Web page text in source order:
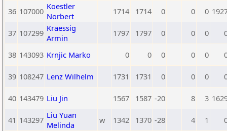
36 107000 Koestler
Norbert
1714 1714 0 0 0
37 107299 Kraessig
Armin
1797 1797 0 0 0
38 143093 Krnjic Marko 0 0 0 0 0
39 108247 Lenz Wilhelm 1731 1731 0 0 0
40 143479 Liu Jin 1567 1587 -20 8 3
41 143297 Liu Yuan
Melinda
w 1342 1370 -28 4 1